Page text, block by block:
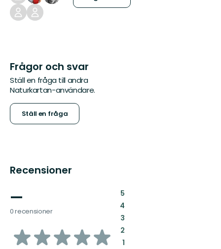
Frågor och svar
Ställ en fråga till andra
Naturkartan-användare.
Ställ en fråga
Recensioner
—
0 recensioner
av
5:
4:
3:
2:
1: